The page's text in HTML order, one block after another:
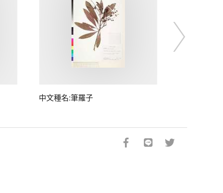
中文種名:筆羅子